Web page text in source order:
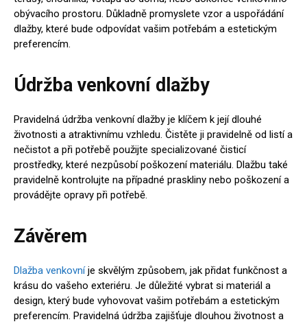
obývacího prostoru. Důkladně promyslete vzor a uspořádání
dlažby, které bude odpovídat vašim potřebám a estetickým
preferencím.
Údržba venkovní dlažby
Pravidelná údržba venkovní dlažby je klíčem k její dlouhé
životnosti a atraktivnímu vzhledu. Čistěte ji pravidelně od listí a
nečistot a při potřebě použijte specializované čisticí
prostředky, které nezpůsobí poškození materiálu. Dlažbu také
pravidelně kontrolujte na případné praskliny nebo poškození a
provádějte opravy při potřebě.
Závěrem
Dlažba venkovníje skvělým způsobem, jak přidat funkčnost a
krásu do vašeho exteriéru. Je důležité vybrat si materiál a
design, který bude vyhovovat vašim potřebám a estetickým
preferencím. Pravidelná údržba zajišťuje dlouhou životnost a